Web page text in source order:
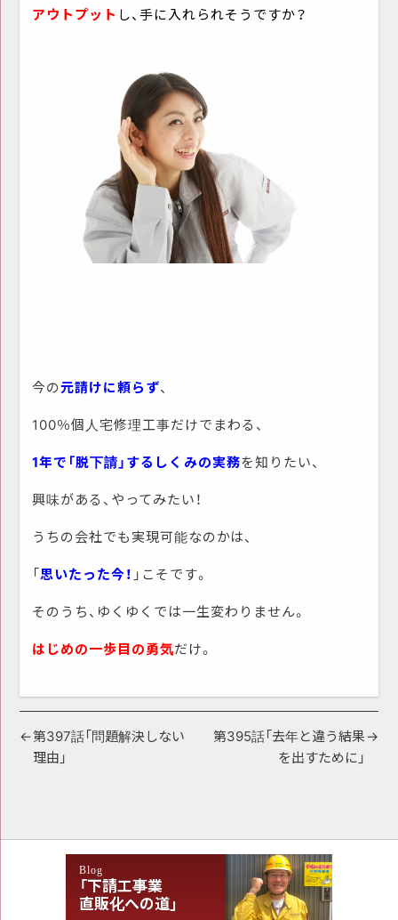
アウトプット し、手に入れられそうですか？
今の元請けに頼らず、
100％個人宅修理工事だけでまわる、
1年で「脱下請」するしくみの実務を知りたい、
興味がある、やってみたい！
うちの会社でも実現可能なのかは、
「思いたった今！ 」こそです。
そのうち、ゆくゆくでは一生変わりません。
はじめの一歩目の勇気だけ。
投
稿
ゲ
第395話「去年と違う結果
を出すために」
第397話「問題解決しない
理由」
Blog
「下請工事業
直販化への道」